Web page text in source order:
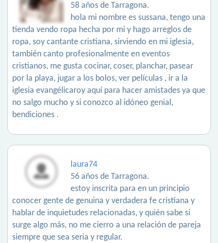
58 años de Tarragona.
hola mi nombre es sussana, tengo una
tienda vendo ropa hecha por mi y hago arreglos de
ropa, soy cantante cristiana, sirviendo en mi iglesia,
también canto profesionalmente en eventos
cristianos, me gusta cocinar, coser, planchar, pasear
por la playa, jugar a los bolos, ver películas , ir a la
iglesia evangélicaroy aquí para hacer amistades ya que
no salgo mucho y si conozco al idóneo genial,
bendiciones .
laura74
56 años de Tarragona.
estoy inscrita para en un principio
conocer gente de genuina y verdadera fe cristiana y
hablar de inquietudes relacionadas, y quién sabe si
surge algo más, no me cierro a una relación de pareja
siempre que sea seria y regular.